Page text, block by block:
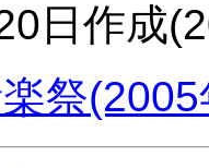
日作成
祭